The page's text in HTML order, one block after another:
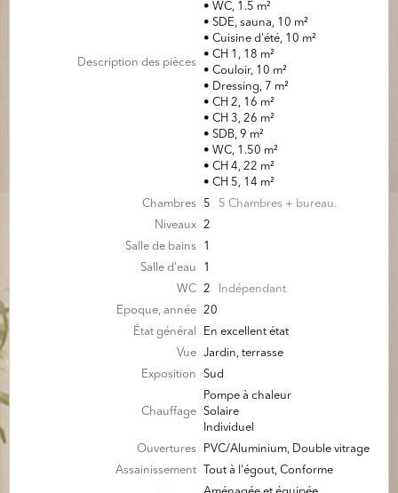
Description des pièces
• WC, 1.5 m²
• SDE, sauna, 10 m²
• Cuisine d'été, 10 m²
• CH 1, 18 m²
• Couloir, 10 m²
• Dressing, 7 m²
• CH 2, 16 m²
• CH 3, 26 m²
• SDB, 9 m²
• WC, 1.50 m²
• CH 4, 22 m²
• CH 5, 14 m²
Chambres
5 5 Chambres + bureau.
Niveaux
2
Salle de bains
1
Salle d'eau
1
WC
2
Indépendant
Epoque, année
20
État général
En excellent état
Vue
Jardin, terrasse
Exposition
Sud
Chauffage
Pompe à chaleur
Solaire
Individuel
Ouvertures
PVC/Aluminium, Double vitrage
Assainissement
Tout à l'égout, Conforme